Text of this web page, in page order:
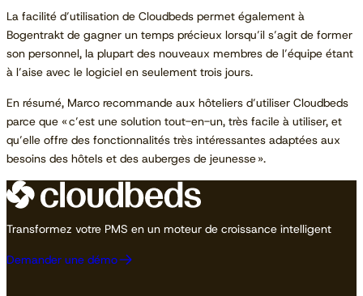
La facilité d’utilisation de Cloudbeds permet également à
Bogentrakt de gagner un temps précieux lorsqu’il s’agit de former
son personnel, la plupart des nouveaux membres de l’équipe étant
à l’aise avec le logiciel en seulement trois jours.
En résumé, Marco recommande aux hôteliers d’utiliser Cloudbeds
parce que « c’est une solution tout-en-un, très facile à utiliser, et
qu’elle offre des fonctionnalités très intéressantes adaptées aux
besoins des hôtels et des auberges de jeunesse ».
Transformez votre PMS en un moteur de croissance intelligent
Demander une démo